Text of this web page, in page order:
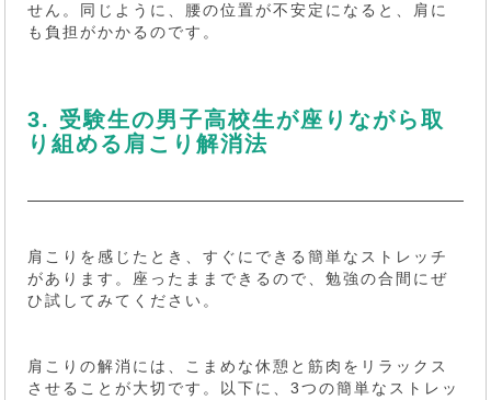
せん。同じように、腰の位置が不安定になると、肩に
も負担がかかるのです。
3. 受験生の男子高校生が座りながら取
り組める肩こり解消法
肩こりを感じたとき、すぐにできる簡単なストレッチ
があります。座ったままできるので、勉強の合間にぜ
ひ試してみてください。
肩こりの解消には、こまめな休憩と筋肉をリラックス
させることが大切です。以下に、3つの簡単なストレッ